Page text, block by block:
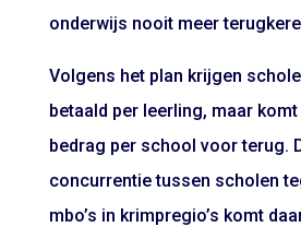
onderwijs nooit meer
Volgens het plan krijgen
betaald per leerling, maar
bedrag per school voor terug.
concurrentie tussen scholen
mbo’s in krimpregio’s komt